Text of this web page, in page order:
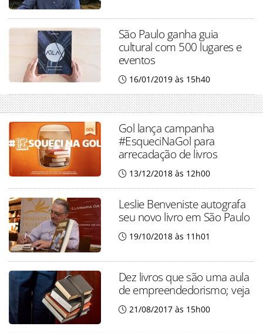
São Paulo ganha guia
cultural com 500 lugares e
eventos
16/01/2019 às 15h40
Gol lança campanha
#EsqueciNaGol para
arrecadação de livros
13/12/2018 às 12h00
Leslie Benveniste autografa
seu novo livro em São Paulo
19/10/2018 às 11h01
Dez livros que são uma aula
de empreendedorismo; veja
21/08/2017 às 15h00